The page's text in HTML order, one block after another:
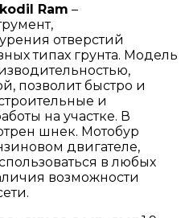
Ram –
отверстий
типах грунта. Модель
позволит быстро и
и
на участке. В
шнек. Мотобур
двигателе,
в любых
возможности